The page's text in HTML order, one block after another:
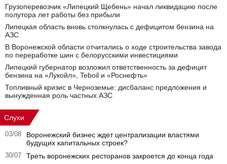
Грузоперевозчик «Липецкий Щебень» начал ликвидацию после
полутора лет работы без прибыли
Липецкая область вновь столкнулась с дефицитом бензина на
АЗС
В Воронежской области отчитались о ходе строительства завода
по переработке шин с белорусскими инвестициями
Липецкий губернатор возложил ответственность за дефицит
бензина на «Лукойл», Teboil и «Роснефть»
Топливный кризис в Черноземье: дисбаланс предложения и
вынужденная роль частных АЗС
Слухи
03/08
Воронежский бизнес ждет централизации властями
будущих капитальных строек?
30/07 Треть воронежских ресторанов закроется до конца года